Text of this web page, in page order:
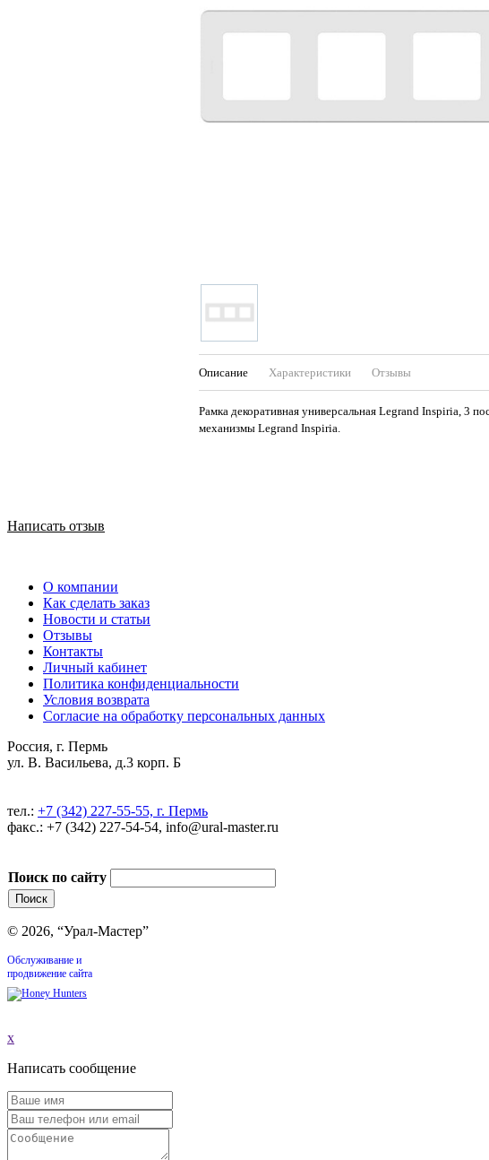
Описание Характеристики Отзывы
Рамка декоративная универсальная Legrand Inspiria, 3
механизмы Legrand Inspiria.
Написать отзыв
О компании
Как сделать заказ
Новости и статьи
Отзывы
Контакты
Личный кабинет
Политика конфиденциальности
Условия возврата
Согласие на обработку персональных данных
Россия, г. Пермь
ул. В. Васильева, д.3 корп. Б
тел.: +7 (342) 227-55-55, г. Пермь
факс.: +7 (342) 227-54-54, info@ural-master.ru
Поиск по сайту
© 2026, “Урал-Мастер”
Обслуживание и
продвижение сайта
x
Написать сообщение